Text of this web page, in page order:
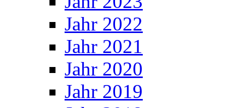
Jahr 2022
Jahr 2021
Jahr 2020
Jahr 2019